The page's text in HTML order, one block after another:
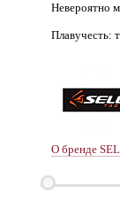
Невероятно
Плавучесть:
О бренде